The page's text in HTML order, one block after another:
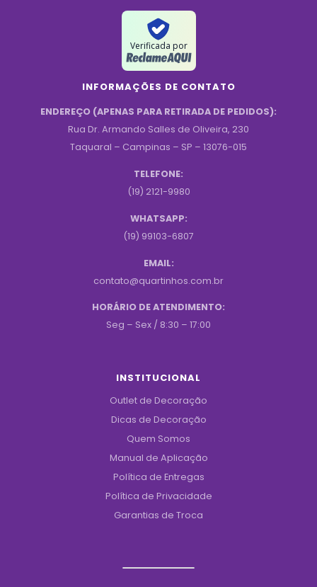
Verificada por
INFORMAÇÕES DE CONTATO
ENDEREÇO (APENAS PARA RETIRADA DE PEDIDOS):
Rua Dr. Armando Salles de Oliveira, 230
Taquaral – Campinas – SP – 13076-015
TELEFONE:
(19) 2121-9980
WHATSAPP:
(19) 99103-6807
EMAIL:
contato@quartinhos.com.br
HORÁRIO DE ATENDIMENTO:
Seg – Sex / 8:30 – 17:00
INSTITUCIONAL
Outlet de Decoração
Dicas de Decoração
Quem Somos
Manual de Aplicação
Política de Entregas
Política de Privacidade
Garantias de Troca